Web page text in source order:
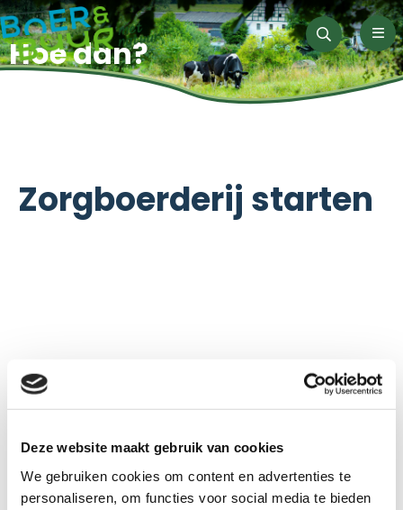
Deze website maakt gebruik van cookies
We gebruiken cookies om content en advertenties te
personaliseren, om functies voor social media te bieden
Zoeken
Hoe dan?
Zorgboerderij starten
Op dezewebpagina vanfederatie landbouw
en zorgbiedt informatie over diverse